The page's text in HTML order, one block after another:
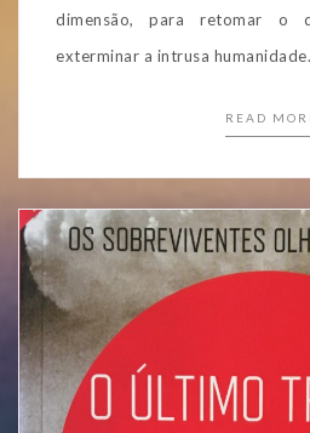
dimensão, para retomar o
exterminar a intrusa
READ